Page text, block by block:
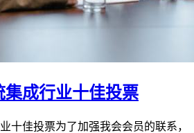
集成行业十佳投票
十佳投票为了加强我会会员的联系，